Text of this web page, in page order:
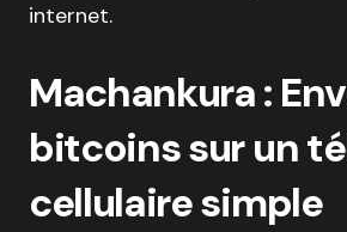
internet.
Machankura :
bitcoins sur un
cellulaire simple